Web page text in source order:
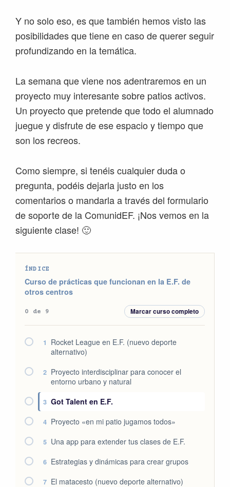
Y no solo eso, es que también hemos visto las
posibilidades que tiene en caso de querer seguir
profundizando en la temática.
La semana que viene nos adentraremos en un
proyecto muy interesante sobre patios activos.
Un proyecto que pretende que todo el alumnado
juegue y disfrute de ese espacio y tiempo que
son los recreos.
Como siempre, si tenéis cualquier duda o
pregunta, podéis dejarla justo en los
comentarios o mandarla a través del formulario
de soporte de la ComunidEF. ¡Nos vemos en la
siguiente clase! 🙂
ÍNDICE
Curso de prácticas que funcionan en la E.F. de
otros centros
0 de 9 Marcar curso completo
1
Rocket League en E.F. (nuevo deporte
alternativo)
2 Proyecto interdisciplinar para conocer el
entorno urbano y natural
3 Got Talent en E.F.
4 Proyecto «en mi patio jugamos todos»
5 Una app para extender tus clases de E.F.
6 Estrategias y dinámicas para crear grupos
7 El matacesto (nuevo deporte alternativo)